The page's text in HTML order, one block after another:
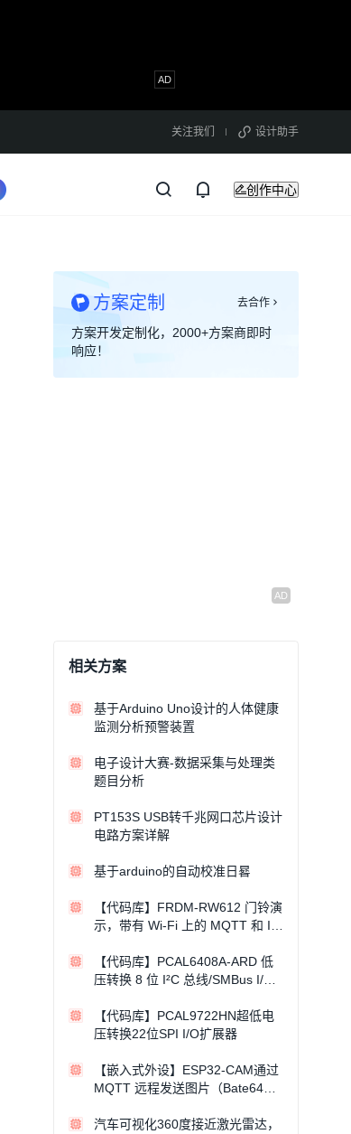
关注我们 设计助手
创作中心
方案定制 去合作
方案开发定制化，2000+方案商即时
响应！
相关方案
基于Arduino Uno设计的人体健康
监测分析预警装置
电子设计大赛-数据采集与处理类
题目分析
PT153S USB转千兆网口芯片设计
电路方案详解
基于arduino的自动校准日晷
【代码库】FRDM-RW612 门铃演
示，带有 Wi-Fi 上的 MQTT 和 I2
【代码库】PCAL6408A-ARD 低
压转换 8 位 I²C 总线/SMBus I/O
【代码库】PCAL9722HN超低电
压转换22位SPI I/O扩展器
【嵌入式外设】ESP32-CAM通过
MQTT 远程发送图片（Bate64）
汽车可视化360度接近激光雷达，